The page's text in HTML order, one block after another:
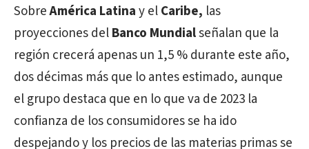
SobreAmérica Latinay elCaribe, las
proyecciones delBanco Mundialseñalan que la
región crecerá apenas un 1,5 % durante este año,
dos décimas más que lo antes estimado, aunque
el grupo destaca que en lo que va de 2023 la
confianza de los consumidores se ha ido
despejando y los precios de las materias primas se